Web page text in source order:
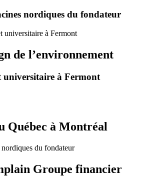
nordiques du fondateur
de l’environnement
universitaire à Fermont
Québec à Montréal
Groupe financier